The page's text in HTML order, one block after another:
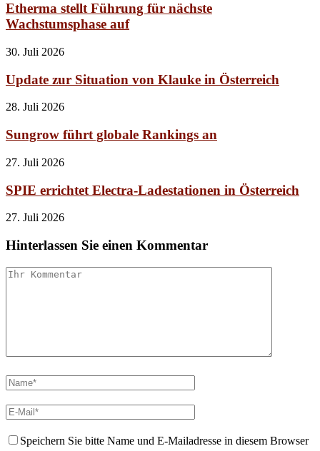
Etherma stellt Führung für nächste
Wachstumsphase auf
30. Juli 2026
Update zur Situation von Klauke in Österreich
28. Juli 2026
Sungrow führt globale Rankings an
27. Juli 2026
SPIE errichtet Electra-Ladestationen in Österreich
27. Juli 2026
Hinterlassen Sie einen Kommentar
Speichern Sie bitte Name und E-Mailadresse in diesem Browser